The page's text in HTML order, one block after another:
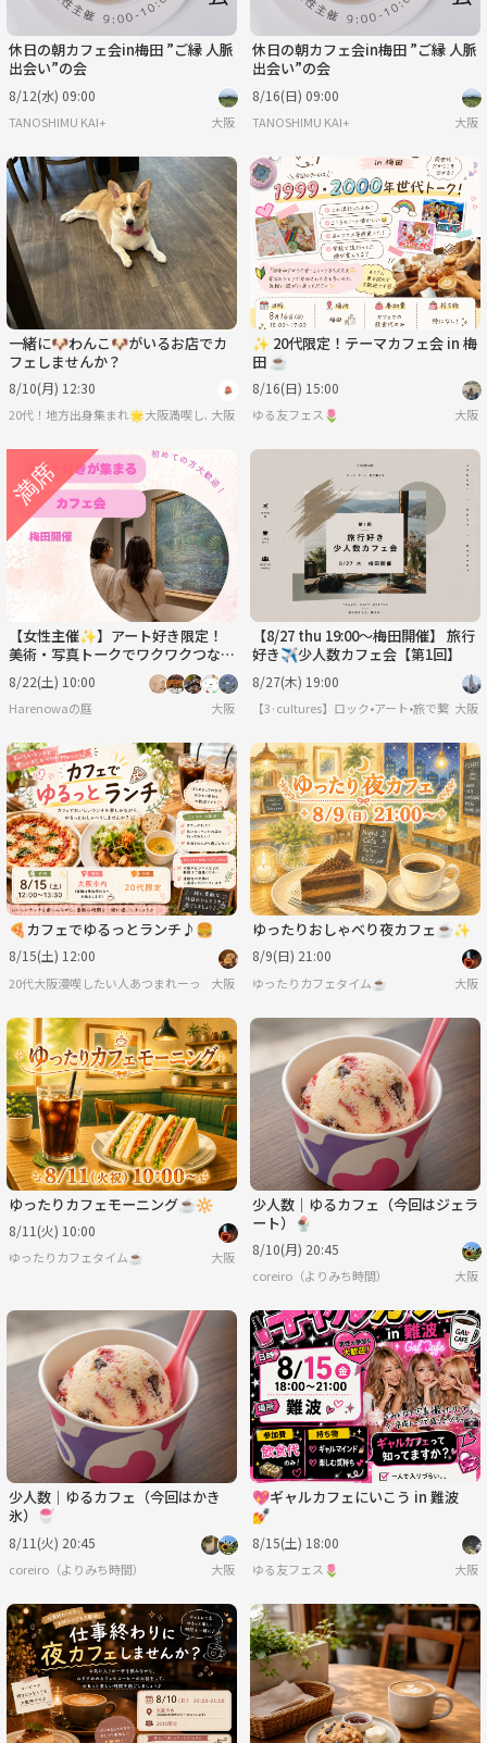
休日の朝カフェ会in梅田 ”ご縁 人脈
出会い”の会
8/12(水) 09:00
TANOSHIMU KAI+ 大阪
休日の朝カフェ会in梅田 ”ご縁 人脈
出会い”の会
8/16(日) 09:00
TANOSHIMU KAI+ 大阪
一緒に🐶わんこ🐶がいるお店でカ
フェしませんか？
8/10(月) 12:30
20代！地方出身集まれ🌟大阪満喫しようサークル🐙
大阪
✨ 20代限定！テーマカフェ会 in 梅
田 ☕️
8/16(日) 15:00
ゆる友フェス🌷 大阪
【女性主催✨】アート好き限定！
美術・写真トークでワクワクつなが
るゆるカフェ会🎨
8/22(土) 10:00
Harenowaの庭 大阪
【8/27 thu 19:00〜梅田開催】 旅行
好き✈️少人数カフェ会【第1回】
8/27(木) 19:00
【3·cultures】ロック•アート•旅で繋がる
大阪
🍕カフェでゆるっとランチ♪🍔
8/15(土) 12:00
20代大阪漫喫したい人あつまれーっ！！🥳
大阪
ゆったりおしゃべり夜カフェ☕✨
8/9(日) 21:00
ゆったりカフェタイム☕ 大阪
8/11(火) 10:00
ゆったりカフェタイム☕ 大阪
少人数｜ゆるカフェ（今回はジェラ
ート）🍨
8/10(月) 20:45
coreiro（よりみち時間） 大阪
少人数｜ゆるカフェ（今回はかき
氷）🍧
8/11(火) 20:45
coreiro（よりみち時間） 大阪
💖ギャルカフェにいこう in 難波
💅
8/15(土) 18:00
ゆる友フェス🌷 大阪